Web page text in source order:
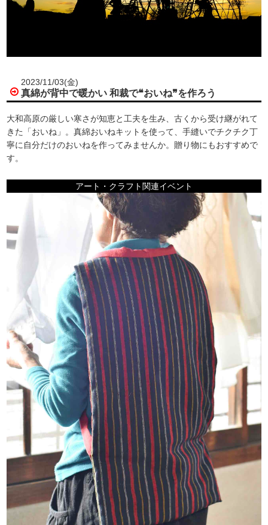
2023/11/03(金)
真綿が背中で暖かい 和裁で❝おいね❞を作ろう
大和高原の厳しい寒さが知恵と工夫を生み、古くから受け継がれて
きた「おいね」。真綿おいねキットを使って、手縫いでチクチク丁
寧に自分だけのおいねを作ってみませんか。贈り物にもおすすめで
す。
アート・クラフト関連イベント